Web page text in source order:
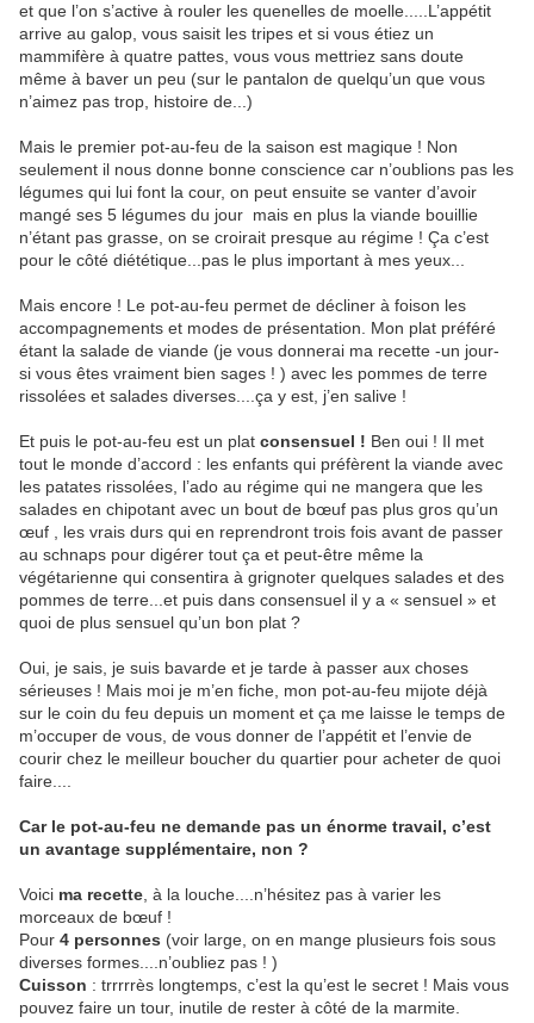
et que l’on s’active à rouler les quenelles de moelle.....L’appétit
arrive au galop, vous saisit les tripes et si vous étiez un
mammifère à quatre pattes, vous vous mettriez sans doute
même à baver un peu (sur le pantalon de quelqu’un que vous
n’aimez pas trop, histoire de...)
Mais le premier pot-au-feu de la saison est magique ! Non
seulement il nous donne bonne conscience car n’oublions pas les
légumes qui lui font la cour, on peut ensuite se vanter d’avoir
mangé ses 5 légumes du jour mais en plus la viande bouillie
n’étant pas grasse, on se croirait presque au régime ! Ça c’est
pour le côté diététique...pas le plus important à mes yeux...
Mais encore ! Le pot-au-feu permet de décliner à foison les
accompagnements et modes de présentation. Mon plat préféré
étant la salade de viande (je vous donnerai ma recette -un jour-
si vous êtes vraiment bien sages ! ) avec les pommes de terre
rissolées et salades diverses....ça y est, j’en salive !
Et puis le pot-au-feu est un plat consensuel ! Ben oui ! Il met
tout le monde d’accord : les enfants qui préfèrent la viande avec
les patates rissolées, l’ado au régime qui ne mangera que les
salades en chipotant avec un bout de bœuf pas plus gros qu’un
œuf , les vrais durs qui en reprendront trois fois avant de passer
au schnaps pour digérer tout ça et peut-être même la
végétarienne qui consentira à grignoter quelques salades et des
pommes de terre...et puis dans consensuel il y a « sensuel » et
quoi de plus sensuel qu’un bon plat ?
Oui, je sais, je suis bavarde et je tarde à passer aux choses
sérieuses ! Mais moi je m’en fiche, mon pot-au-feu mijote déjà
sur le coin du feu depuis un moment et ça me laisse le temps de
m’occuper de vous, de vous donner de l’appétit et l’envie de
courir chez le meilleur boucher du quartier pour acheter de quoi
faire....
Car le pot-au-feu ne demande pas un énorme travail, c’est
un avantage supplémentaire, non ?
Voici ma recette , à la louche....n’hésitez pas à varier les
morceaux de bœuf !
Pour 4 personnes (voir large, on en mange plusieurs fois sous
diverses formes....n’oubliez pas ! )
Cuisson : trrrrrès longtemps, c’est la qu’est le secret ! Mais vous
pouvez faire un tour, inutile de rester à côté de la marmite.